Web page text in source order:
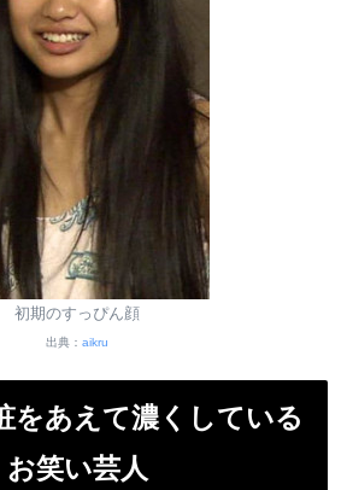
初期のすっぴん顔
出典： aikru
をあえて濃くしている
お笑い芸人